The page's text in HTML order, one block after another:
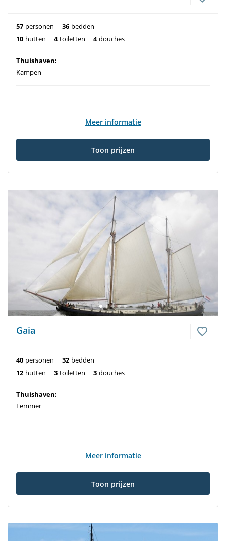
57 personen 36 bedden
10 hutten 4 toiletten 4 douches
Thuishaven:
Kampen
Meer informatie
Toon prijzen
Gaia
40 personen 32 bedden
12 hutten 3 toiletten 3 douches
Thuishaven:
Lemmer
Meer informatie
Toon prijzen